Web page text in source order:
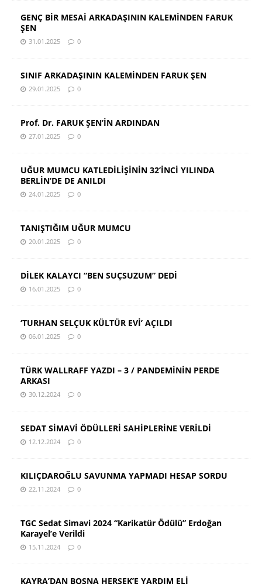
GENÇ BİR MESAİ ARKADAŞININ KALEMİNDEN FARUK
ŞEN
31.01.2025 0
SINIF ARKADAŞININ KALEMİNDEN FARUK ŞEN
29.01.2025 0
Prof. Dr. FARUK ŞEN’İN ARDINDAN
27.01.2025 0
UĞUR MUMCU KATLEDİLİŞİNİN 32’İNCİ YILINDA
BERLİN’DE DE ANILDI
24.01.2025 0
TANIŞTIĞIM UĞUR MUMCU
20.01.2025 0
DİLEK KALAYCI “BEN SUÇSUZUM” DEDİ
16.01.2025 0
‘TURHAN SELÇUK KÜLTÜR EVİ’ AÇILDI
06.01.2025 0
TÜRK WALLRAFF YAZDI – 3 / PANDEMİNİN PERDE
ARKASI
30.12.2024 0
SEDAT SİMAVİ ÖDÜLLERİ SAHİPLERİNE VERİLDİ
12.12.2024 0
KILIÇDAROĞLU SAVUNMA YAPMADI HESAP SORDU
22.11.2024 0
TGC Sedat Simavi 2024 “Karikatür Ödülü” Erdoğan
Karayel’e Verildi
15.11.2024 0
KAYRA’DAN BOSNA HERSEK’E YARDIM ELİ